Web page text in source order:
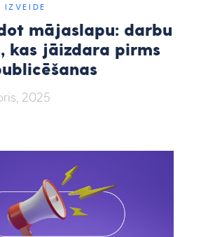
IZVEIDE
mājaslapu: darbu
kas jāizdara pirms
2025